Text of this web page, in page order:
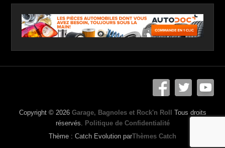
Copyright © 2026 Garage, Bagnoles et Rock'n Roll
Tous droits
réservés.
Politique de Confidentialité
Thème : Catch Evolution parThèmes Catch